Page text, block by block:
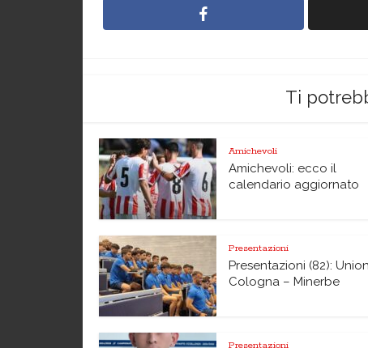
Ti
Amichevoli
Amichevoli: ecco il
calendario aggiornato
Presentazioni
Presentazioni (82): Union
Cologna – Minerbe
Presentazioni